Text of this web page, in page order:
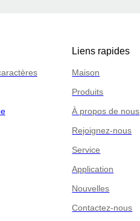
Liens rapides
Maison
Produits
À propos de nous
Rejoignez-nous
Service
Application
Nouvelles
Contactez-nous